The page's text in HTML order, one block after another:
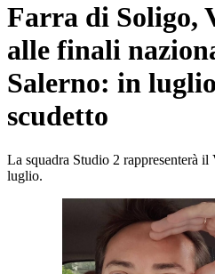
Farra di Soligo,
alle finali
Salerno: in
scudetto
La squadra Studio 2 rappresenterà il
luglio.